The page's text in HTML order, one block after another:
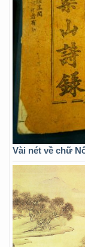
Vài nét về chữ